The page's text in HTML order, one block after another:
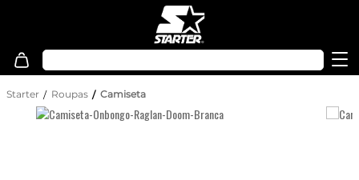
Starter Roupas Camiseta